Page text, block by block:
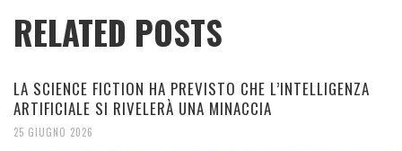
RELATED POSTS
LA SCIENCE FICTION HA PREVISTO CHE L’INTELLIGENZA
ARTIFICIALE SI RIVELERÀ UNA MINACCIA
25 GIUGNO 2026